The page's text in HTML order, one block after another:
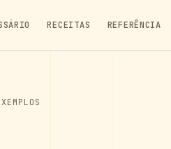
RECEITAS REFERÊNCIA